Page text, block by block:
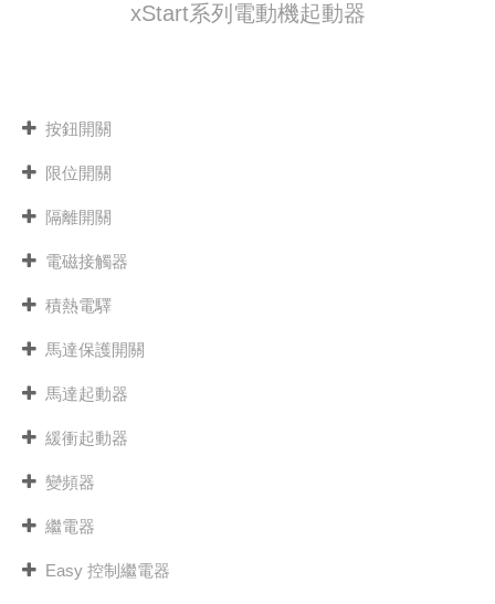
xStart系列電動機起動器
按鈕開關
限位開關
隔離開關
電磁接觸器
積熱電驛
馬達保護開關
馬達起動器
緩衝起動器
變頻器
繼電器
Easy 控制繼電器